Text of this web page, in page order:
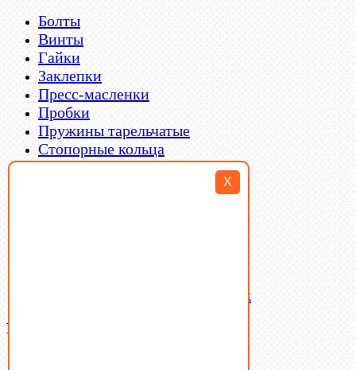
X
Болты
Винты
Гайки
Заклепки
Пресс-масленки
Пробки
Пружины тарельчатые
Стопорные кольца
Такелаж
Латунный и бронзовый крепеж
Ваша корзина